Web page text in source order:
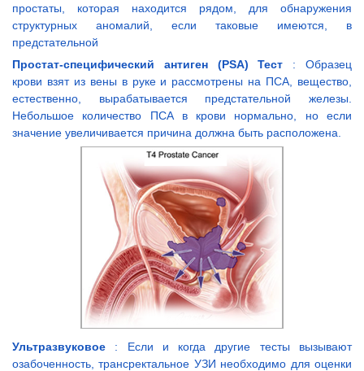
простаты, которая находится рядом, для обнаружения
структурных аномалий, если таковые имеются, в
предстательной
Простат-специфический антиген (PSA) Тест : Образец
крови взят из вены в руке и рассмотрены на ПСА, вещество,
естественно, вырабатывается предстательной железы.
Небольшое количество ПСА в крови нормально, но если
значение увеличивается причина должна быть расположена.
Ультразвуковое : Если и когда другие тесты вызывают
озабоченность, трансректальное УЗИ необходимо для оценки